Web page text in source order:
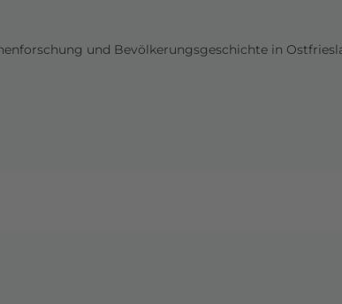
und Bevölkerungsgeschichte in